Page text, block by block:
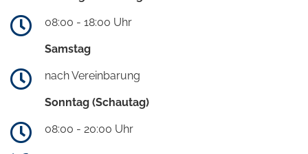
08:00 - 18:00 Uhr
Samstag
nach Vereinbarung
Sonntag (Schautag)
08:00 - 20:00 Uhr